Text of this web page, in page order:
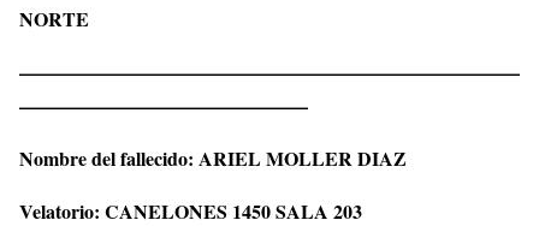
NORTE
——————————————————————————
———————————————
Nombre del fallecido: ARIEL MOLLER DIAZ
Velatorio: CANELONES 1450 SALA 203